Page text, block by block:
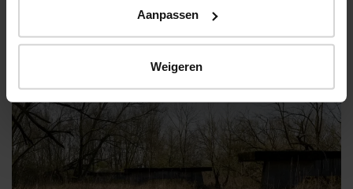
Aanpassen
Weigeren